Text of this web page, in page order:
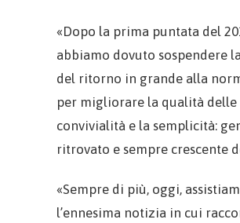
«Dopo la prima puntata del
abbiamo dovuto sospendere
del ritorno in grande alla
per migliorare la qualità delle
convivialità e la semplicità:
ritrovato e sempre crescente
«Sempre di più, oggi,
l’ennesima notizia in cui